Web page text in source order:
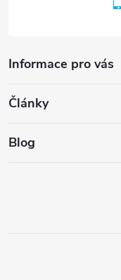
Informace pro vás
Články
Blog